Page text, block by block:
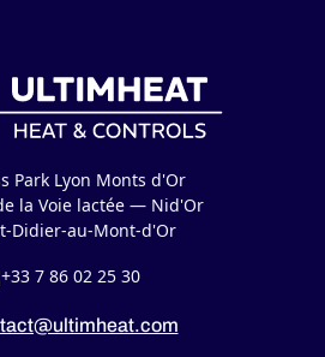
Park Lyon Monts d'Or
la Voie lactée — Nid'Or
Didier-au-Mont-d'Or
+33 7 86 02 25 30